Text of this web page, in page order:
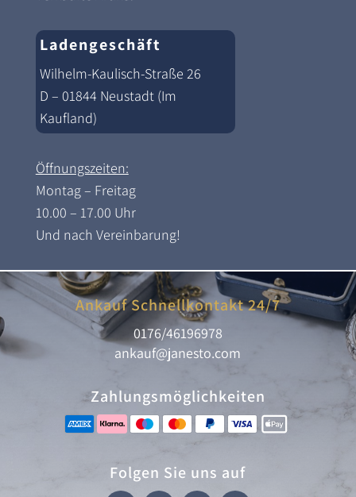
Ladengeschäft
Wilhelm-Kaulisch-Straße 26
D – 01844 Neustadt (Im
Kaufland)
Öffnungszeiten:
Montag – Freitag
10.00 – 17.00 Uhr
Und nach Vereinbarung!
Ankauf Schnellkontakt 24/7
0176/46196978
ankauf@janesto.com
Zahlungsmöglichkeiten
Folgen Sie uns auf